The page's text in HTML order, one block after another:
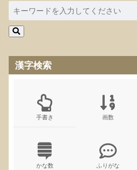
漢字検索
手書き 画数
かな数 ふりがな